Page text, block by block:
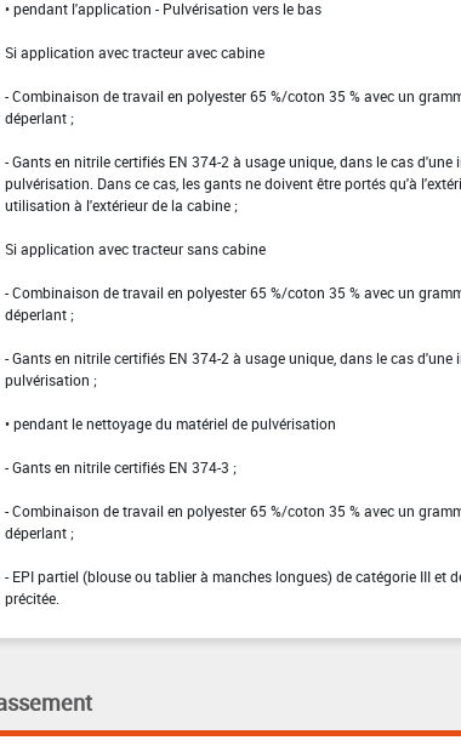
• pendant l'application - Pulvérisation vers le bas
Si application avec tracteur avec cabine
- Combinaison de travail en polyester 65 %/coton 35 % avec un
déperlant ;
- Gants en nitrile certifiés EN 374-2 à usage unique, dans le cas
pulvérisation. Dans ce cas, les gants ne doivent être portés qu'à
utilisation à l'extérieur de la cabine ;
Si application avec tracteur sans cabine
- Combinaison de travail en polyester 65 %/coton 35 % avec un
déperlant ;
- Gants en nitrile certifiés EN 374-2 à usage unique, dans le cas
pulvérisation ;
• pendant le nettoyage du matériel de pulvérisation
- Gants en nitrile certifiés EN 374-3 ;
- Combinaison de travail en polyester 65 %/coton 35 % avec un
déperlant ;
- EPI partiel (blouse ou tablier à manches longues) de catégorie III et
précitée.